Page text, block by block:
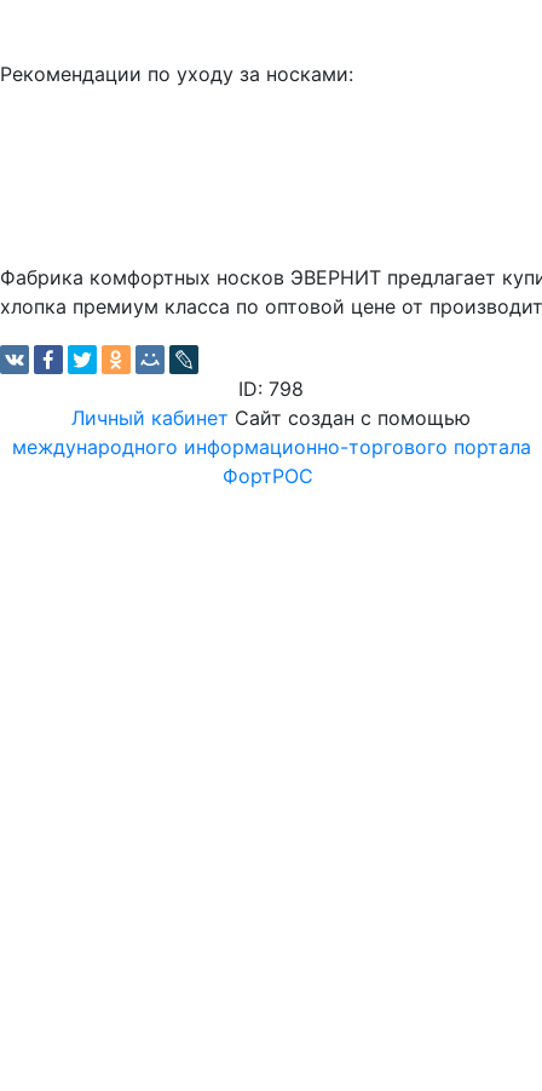
Рекомендации по уходу за носками:
Фабрика комфортных носков ЭВЕРНИТ предлагает
хлопка премиум класса по оптовой цене от
ID: 798
Личный кабинет Сайт создан с помощью
международного информационно-торгового портала
ФортРОС